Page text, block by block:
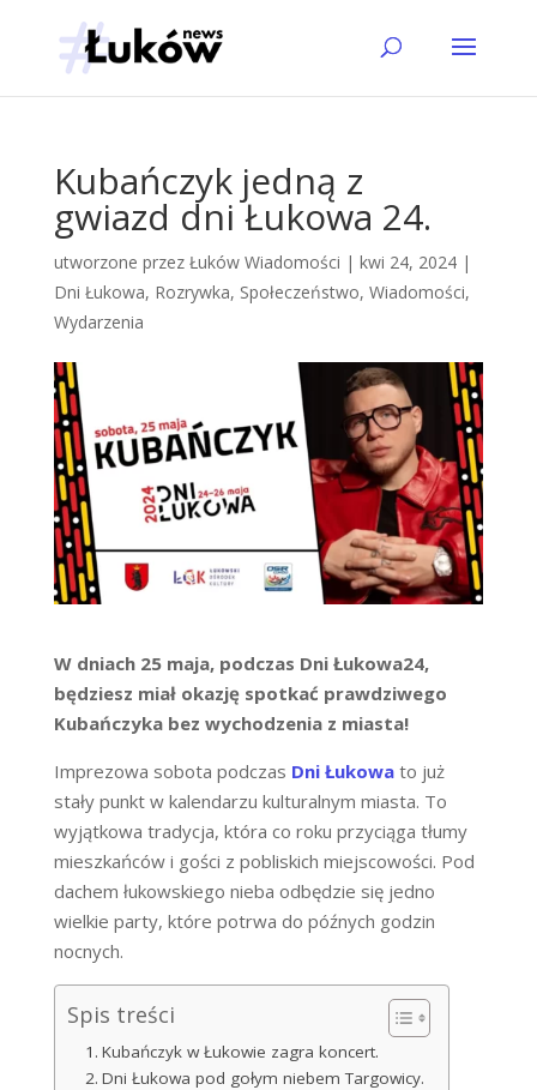
Kubańczyk jedną z
gwiazd dni Łukowa 24.
utworzone przez Łuków Wiadomości | kwi 24, 2024|
Dni Łukowa, Rozrywka, Społeczeństwo, Wiadomości,
Wydarzenia
W dniach 25 maja, podczas Dni Łukowa24,
będziesz miał okazję spotkać prawdziwego
Kubańczyka bez wychodzenia z miasta!
Imprezowa sobota podczas Dni Łukowato już
stały punkt w kalendarzu kulturalnym miasta. To
wyjątkowa tradycja, która co roku przyciąga tłumy
mieszkańców i gości z pobliskich miejscowości. Pod
dachem łukowskiego nieba odbędzie się jedno
wielkie party, które potrwa do późnych godzin
nocnych.
Spis treści
Kubańczyk w Łukowie zagra koncert.
Dni Łukowa pod gołym niebem Targowicy.